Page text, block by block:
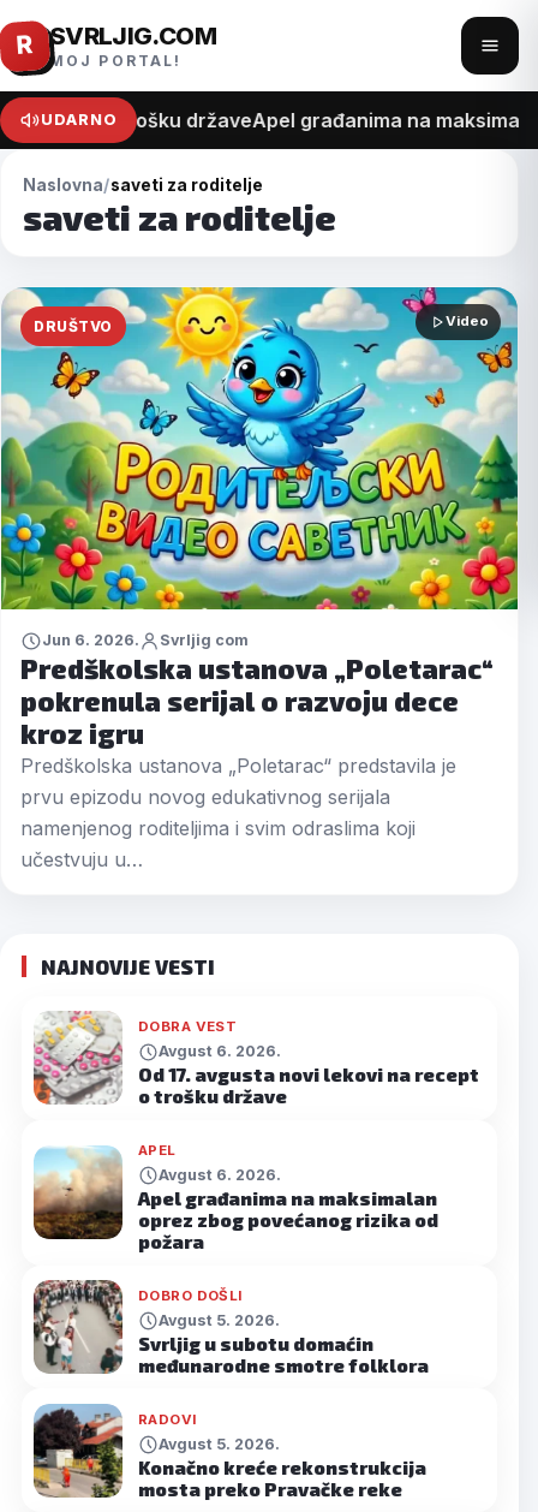
Pređi
na
sadržaj
R SVRLJIG.COM
MOJ PORTAL!
meni
UDARNO
recept o trošku državeApel građanima na
Naslovna saveti za roditelje
saveti za roditelje
DRUŠTVO Video
Jun 6. 2026. Svrljig com
Predškolska ustanova „Poletarac“
pokrenula serijal o razvoju dece
kroz igru
Predškolska ustanova „Poletarac“ predstavila je
prvu epizodu novog edukativnog serijala
namenjenog roditeljima i svim odraslima koji
učestvuju u…
NAJNOVIJE VESTI
DOBRA VEST
Avgust 6. 2026.
Od 17. avgusta novi lekovi na recept
o trošku države
APEL
Avgust 6. 2026.
Apel građanima na maksimalan
oprez zbog povećanog rizika od
požara
DOBRO DOŠLI
Avgust 5. 2026.
Svrljig u subotu domaćin
međunarodne smotre folklora
RADOVI
Avgust 5. 2026.
Konačno kreće rekonstrukcija
mosta preko Pravačke reke